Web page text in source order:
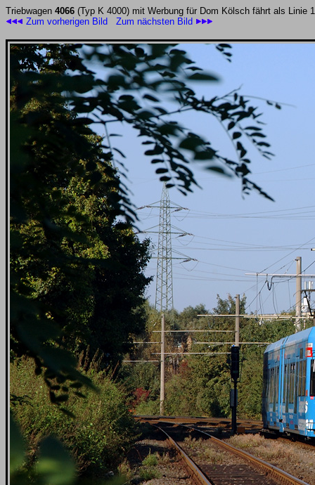
Triebwagen 4066 (Typ K 4000) mit Werbung für Dom Kölsch fährt als Linie
Zum vorherigen Bild
Zum nächsten Bild